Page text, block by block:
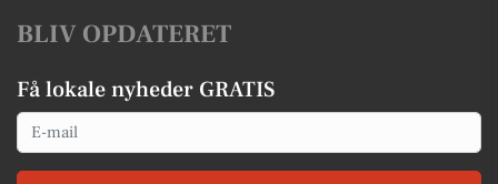
BLIV OPDATERET
Få lokale nyheder GRATIS
Email